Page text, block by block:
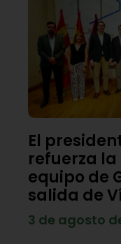
El
refuerza
equipo de
salida de
3 de agosto